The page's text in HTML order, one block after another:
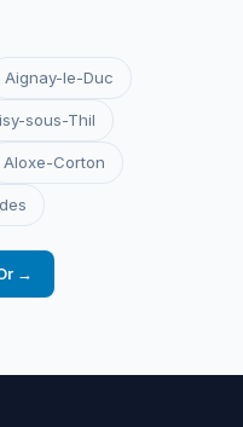
Aignay-le-Duc
sous-Thil
Aloxe-Corton
→